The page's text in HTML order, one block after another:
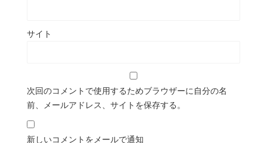
サイト
次回のコメントで使用するためブラウザーに自分の名
前、メールアドレス、サイトを保存する。
新しいコメントをメールで通知